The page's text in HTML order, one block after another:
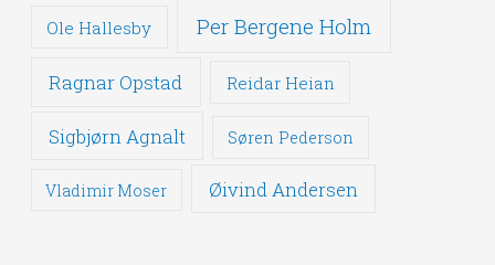
Ole Hallesby Per Bergene Holm
Ragnar Opstad Reidar Heian
Sigbjørn Agnalt Søren Pederson
Vladimir Moser Øivind Andersen